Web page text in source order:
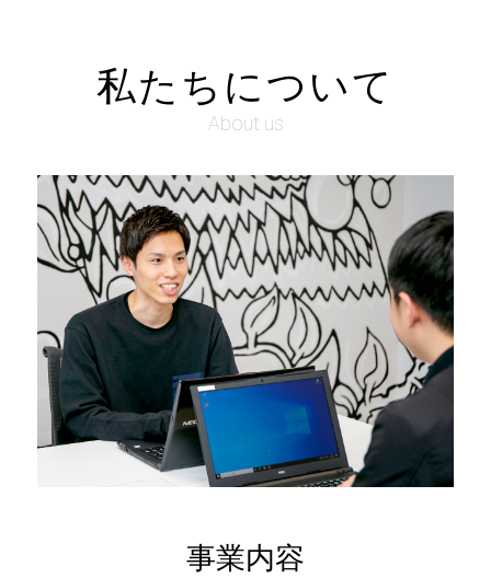
私たちについて
About us
事業内容